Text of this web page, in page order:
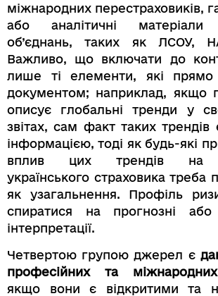
міжнародних перестраховиків,
або аналітичні матеріали
об’єднань, таких як ЛСОУ,
Важливо, що включати до
лише ті елементи, які прямо
документом; наприклад, якщо
описує глобальні тренди у
звітах, сам факт таких
інформацією, тоді як будь-які
вплив цих трендів на
українського страховика треба
як узагальнення. Профіль
спиратися на прогнозні або
інтерпретації.
Четвертою групою джерел є
професійних та міжнародних
якщо вони є відкритими та